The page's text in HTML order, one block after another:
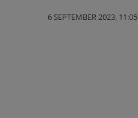
6 SEPTEMBER 2023, 11:05